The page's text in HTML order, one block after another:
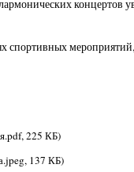
концертов
спортивных
225 КБ)
137 КБ)